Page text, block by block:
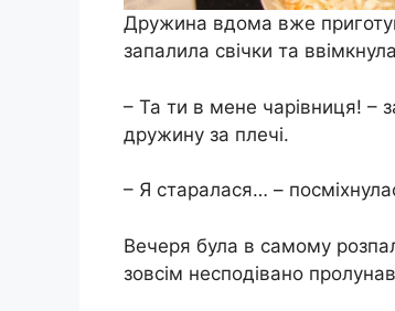
Дружина вдома вже
запалила свічки та
– Та ти в мене чарівниця! –
дружину за плечі.
– Я старалася… –
Вечеря була в самому
зовсім несподівано